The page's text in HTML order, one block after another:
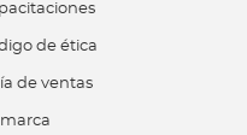
de ética
de ventas
marca